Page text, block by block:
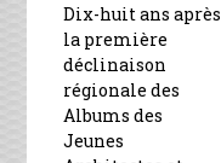
Dix-huit ans après
la première
déclinaison
régionale des
Albums des
Jeunes